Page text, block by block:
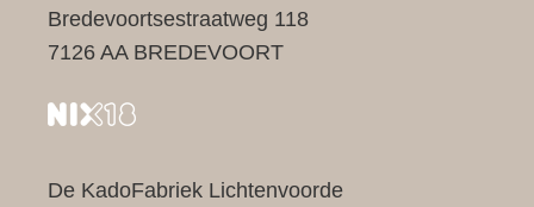
Bredevoortsestraatweg 118
7126 AA BREDEVOORT
De KadoFabriek Lichtenvoorde